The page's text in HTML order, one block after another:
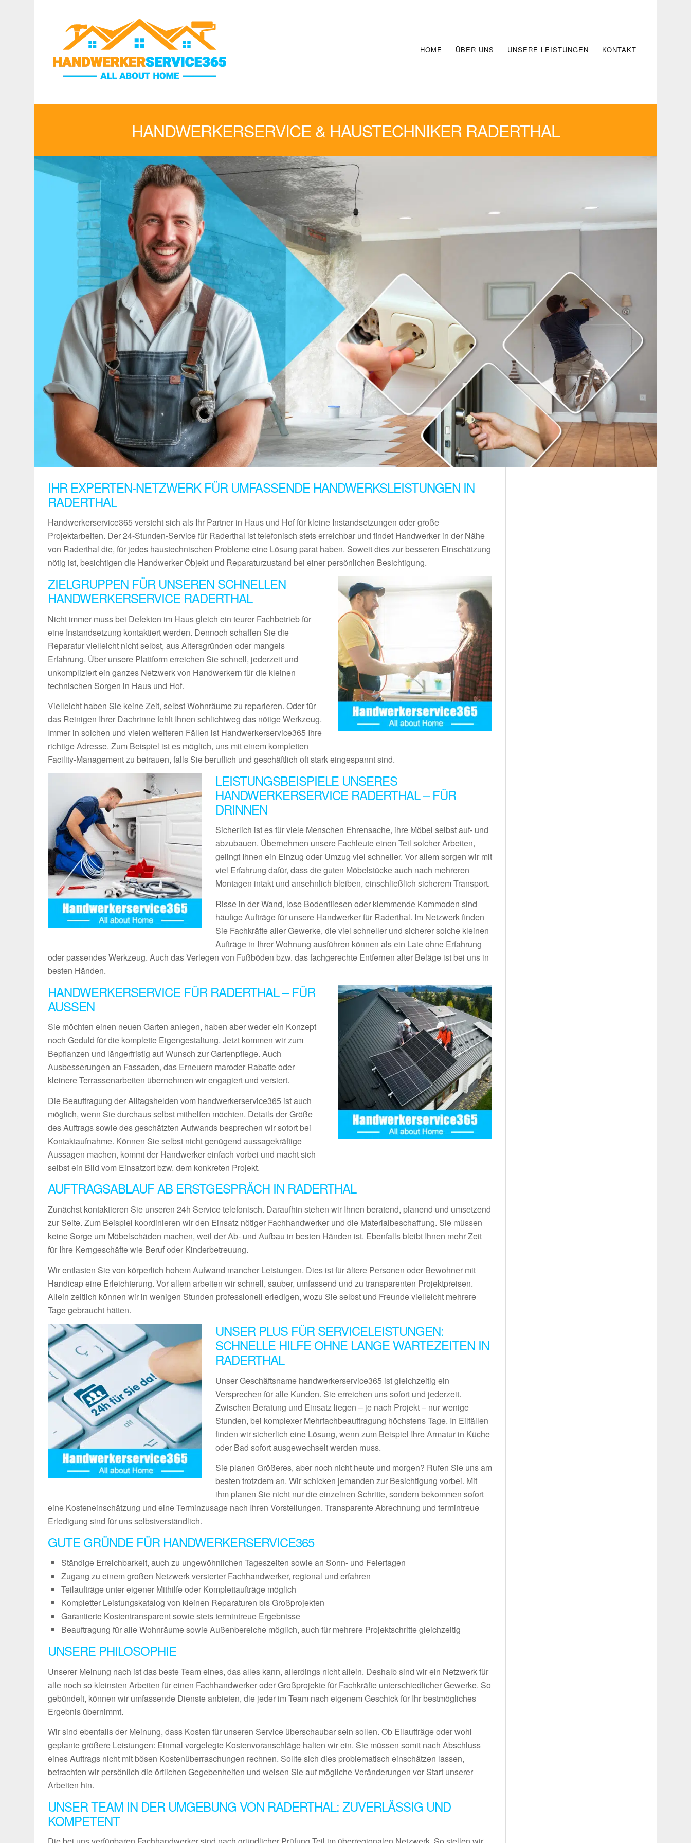
HOME ÜBER UNS UNSERE LEISTUNGEN KONTAKT
HANDWERKERSERVICE & HAUSTECHNIKER RADERTHAL
IHR EXPERTEN-NETZWERK FÜR UMFASSENDE HANDWERKSLEISTUNGEN IN
RADERTHAL
Handwerkerservice365 versteht sich als Ihr Partner in Haus und Hof für kleine Instandsetzungen oder große
Projektarbeiten. Der 24-Stunden-Service für Raderthal ist telefonisch stets erreichbar und findet Handwerker in der Nähe
von Raderthal die, für jedes haustechnischen Probleme eine Lösung parat haben. Soweit dies zur besseren Einschätzung
nötig ist, besichtigen die Handwerker Objekt und Reparaturzustand bei einer persönlichen Besichtigung.
ZIELGRUPPEN FÜR UNSEREN SCHNELLEN
HANDWERKERSERVICE RADERTHAL
Nicht immer muss bei Defekten im Haus gleich ein teurer Fachbetrieb für
eine Instandsetzung kontaktiert werden. Dennoch schaffen Sie die
Reparatur vielleicht nicht selbst, aus Altersgründen oder mangels
Erfahrung. Über unsere Plattform erreichen Sie schnell, jederzeit und
unkompliziert ein ganzes Netzwerk von Handwerkern für die kleinen
technischen Sorgen in Haus und Hof.
Vielleicht haben Sie keine Zeit, selbst Wohnräume zu reparieren. Oder für
das Reinigen Ihrer Dachrinne fehlt Ihnen schlichtweg das nötige Werkzeug.
Immer in solchen und vielen weiteren Fällen ist Handwerkerservice365 Ihre
richtige Adresse. Zum Beispiel ist es möglich, uns mit einem kompletten
Facility-Management zu betrauen, falls Sie beruflich und geschäftlich oft stark eingespannt sind.
LEISTUNGSBEISPIELE UNSERES
HANDWERKERSERVICE RADERTHAL – FÜR
DRINNEN
Sicherlich ist es für viele Menschen Ehrensache, ihre Möbel selbst auf- und
abzubauen. Übernehmen unsere Fachleute einen Teil solcher Arbeiten,
gelingt Ihnen ein Einzug oder Umzug viel schneller. Vor allem sorgen wir mit
viel Erfahrung dafür, dass die guten Möbelstücke auch nach mehreren
Montagen intakt und ansehnlich bleiben, einschließlich sicherem Transport.
Risse in der Wand, lose Bodenfliesen oder klemmende Kommoden sind
häufige Aufträge für unsere Handwerker für Raderthal. Im Netzwerk finden
Sie Fachkräfte aller Gewerke, die viel schneller und sicherer solche kleinen
Aufträge in Ihrer Wohnung ausführen können als ein Laie ohne Erfahrung
oder passendes Werkzeug. Auch das Verlegen von Fußböden bzw. das fachgerechte Entfernen alter Beläge ist bei uns in
besten Händen.
HANDWERKERSERVICE FÜR RADERTHAL – FÜR
AUSSEN
Sie möchten einen neuen Garten anlegen, haben aber weder ein Konzept
noch Geduld für die komplette Eigengestaltung. Jetzt kommen wir zum
Bepflanzen und längerfristig auf Wunsch zur Gartenpflege. Auch
Ausbesserungen an Fassaden, das Erneuern maroder Rabatte oder
kleinere Terrassenarbeiten übernehmen wir engagiert und versiert.
Die Beauftragung der Alltagshelden vom handwerkerservice365 ist auch
möglich, wenn Sie durchaus selbst mithelfen möchten. Details der Größe
des Auftrags sowie des geschätzten Aufwands besprechen wir sofort bei
Kontaktaufnahme. Können Sie selbst nicht genügend aussagekräftige
Aussagen machen, kommt der Handwerker einfach vorbei und macht sich
selbst ein Bild vom Einsatzort bzw. dem konkreten Projekt.
AUFTRAGSABLAUF AB ERSTGESPRÄCH IN RADERTHAL
Zunächst kontaktieren Sie unseren 24h Service telefonisch. Daraufhin stehen wir Ihnen beratend, planend und umsetzend
zur Seite. Zum Beispiel koordinieren wir den Einsatz nötiger Fachhandwerker und die Materialbeschaffung. Sie müssen
keine Sorge um Möbelschäden machen, weil der Ab- und Aufbau in besten Händen ist. Ebenfalls bleibt Ihnen mehr Zeit
für Ihre Kerngeschäfte wie Beruf oder Kinderbetreuung.
Wir entlasten Sie von körperlich hohem Aufwand mancher Leistungen. Dies ist für ältere Personen oder Bewohner mit
Handicap eine Erleichterung. Vor allem arbeiten wir schnell, sauber, umfassend und zu transparenten Projektpreisen.
Allein zeitlich können wir in wenigen Stunden professionell erledigen, wozu Sie selbst und Freunde vielleicht mehrere
Tage gebraucht hätten.
UNSER PLUS FÜR SERVICELEISTUNGEN:
SCHNELLE HILFE OHNE LANGE WARTEZEITEN IN
RADERTHAL
Unser Geschäftsname handwerkerservice365 ist gleichzeitig ein
Versprechen für alle Kunden. Sie erreichen uns sofort und jederzeit.
Zwischen Beratung und Einsatz liegen – je nach Projekt – nur wenige
Stunden, bei komplexer Mehrfachbeauftragung höchstens Tage. In Eilfällen
finden wir sicherlich eine Lösung, wenn zum Beispiel Ihre Armatur in Küche
oder Bad sofort ausgewechselt werden muss.
Sie planen Größeres, aber noch nicht heute und morgen? Rufen Sie uns am
besten trotzdem an. Wir schicken jemanden zur Besichtigung vorbei. Mit
ihm planen Sie nicht nur die einzelnen Schritte, sondern bekommen sofort
eine Kosteneinschätzung und eine Terminzusage nach Ihren Vorstellungen. Transparente Abrechnung und termintreue
Erledigung sind für uns selbstverständlich.
GUTE GRÜNDE FÜR HANDWERKERSERVICE365
Ständige Erreichbarkeit, auch zu ungewöhnlichen Tageszeiten sowie an Sonn- und Feiertagen
Zugang zu einem großen Netzwerk versierter Fachhandwerker, regional und erfahren
Teilaufträge unter eigener Mithilfe oder Komplettaufträge möglich
Kompletter Leistungskatalog von kleinen Reparaturen bis Großprojekten
Garantierte Kostentransparent sowie stets termintreue Ergebnisse
Beauftragung für alle Wohnräume sowie Außenbereiche möglich, auch für mehrere Projektschritte gleichzeitig
UNSERE PHILOSOPHIE
Unserer Meinung nach ist das beste Team eines, das alles kann, allerdings nicht allein. Deshalb sind wir ein Netzwerk für
alle noch so kleinsten Arbeiten für einen Fachhandwerker oder Großprojekte für Fachkräfte unterschiedlicher Gewerke. So
gebündelt, können wir umfassende Dienste anbieten, die jeder im Team nach eigenem Geschick für Ihr bestmögliches
Ergebnis übernimmt.
Wir sind ebenfalls der Meinung, dass Kosten für unseren Service überschaubar sein sollen. Ob Eilaufträge oder wohl
geplante größere Leistungen: Einmal vorgelegte Kostenvoranschläge halten wir ein. Sie müssen somit nach Abschluss
eines Auftrags nicht mit bösen Kostenüberraschungen rechnen. Sollte sich dies problematisch einschätzen lassen,
betrachten wir persönlich die örtlichen Gegebenheiten und weisen Sie auf mögliche Veränderungen vor Start unserer
Arbeiten hin.
UNSER TEAM IN DER UMGEBUNG VON RADERTHAL: ZUVERLÄSSIG UND
KOMPETENT